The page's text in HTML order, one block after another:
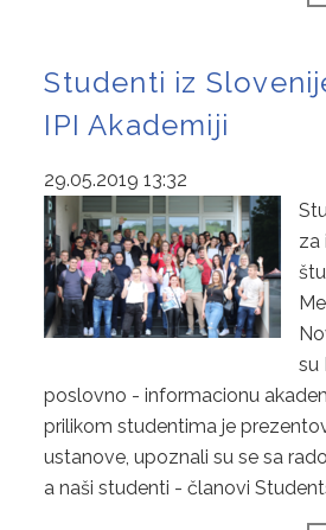
Studenti iz
IPI Akademiji
29.05.2019 13:32
za
su
poslovno - informacionu
prilikom studentima je
ustanove, upoznali su se sa
a naši studenti - članovi